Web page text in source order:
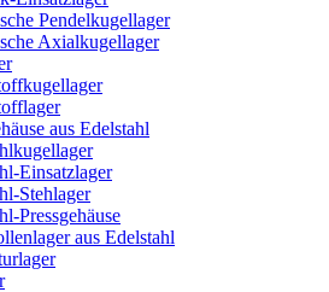
Pendelkugellager
Axialkugellager
aus Edelstahl
Einsatzlager
Stehlager
Pressgehäuse
aus Edelstahl